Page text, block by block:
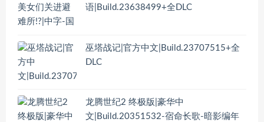
语|Build.23638499+全DLC
巫塔战记|官方中文|Build.23707515+全
DLC
龙腾世纪2 终极版|豪华中
文|Build.20351532-宿命长歌-暗影编年